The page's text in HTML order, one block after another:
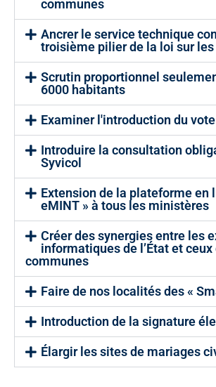
communes
Ancrer le service technique
troisième pilier de la loi sur
Scrutin proportionnel
6000 habitants
Examiner l'introduction du
Introduire la consultation
Syvicol
Extension de la plateforme en
eMINT » à tous les ministères
Créer des synergies entre les
informatiques de l’État et ceux
communes
Faire de nos localités des «
Introduction de la signature
Élargir les sites de mariages